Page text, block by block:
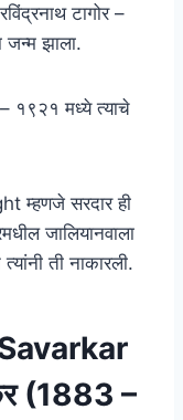
टागोर –
जन्म झाला.
१९२१ मध्ये त्याचे
म्हणजे सरदार ही
जालियानवाला
ती नाकारली.
(1883 –